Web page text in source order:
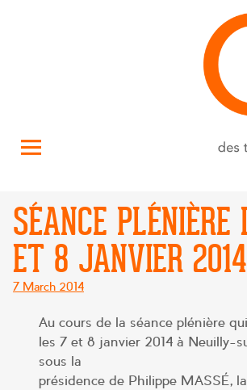
SÉANCE PLÉNIÈRE
ET 8 JANVIER 2014
Posted
7 March 2014
Au cours de la séance plénière
les 7 et 8 janvier 2014 à Neuilly-
sous la
présidence de Philippe MASSÉ, la